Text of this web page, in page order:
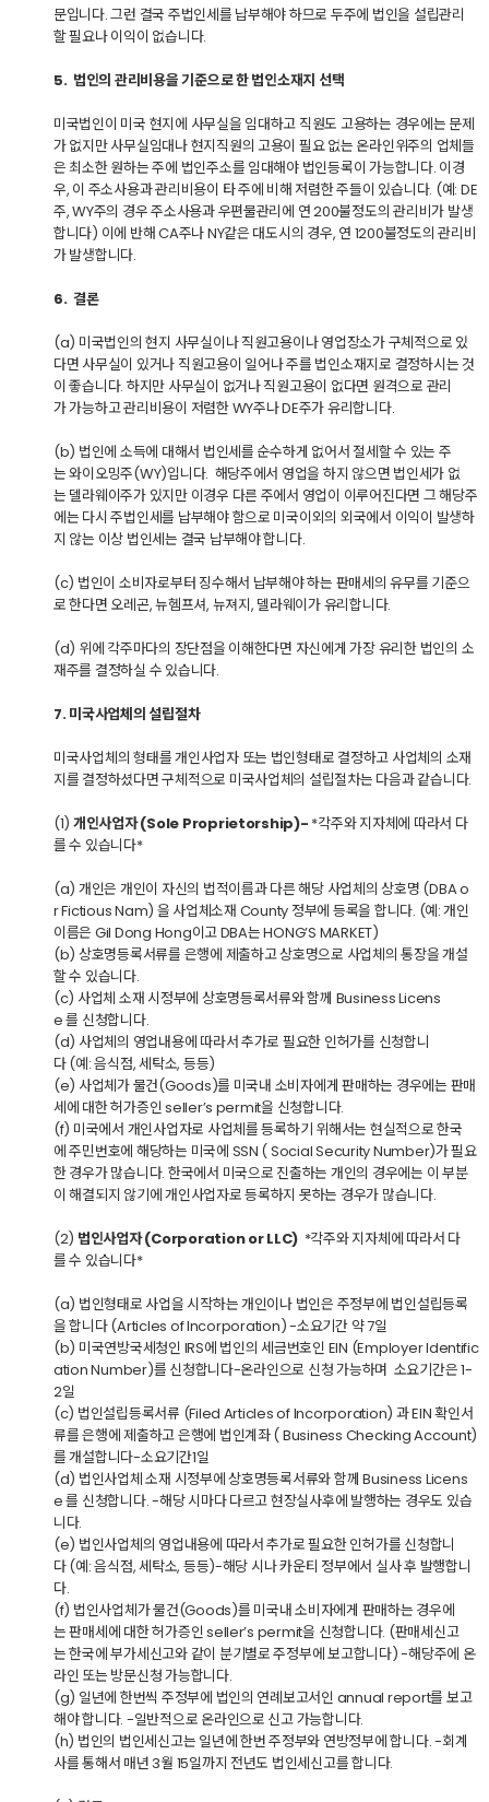
문입니다. 그런 결국 주법인세를 납부해야 하므로 두주에 법인을 설립관리
할 필요나 이익이 없습니다.
5. 법인의 관리비용을 기준으로 한 법인소재지 선택
미국법인이 미국 현지에 사무실을 임대하고 직원도 고용하는 경우에는 문제
가 없지만 사무실임대나 현지직원의 고용이 필요 없는 온라인위주의 업체들
은 최소한 원하는 주에 법인주소를 임대해야 법인등록이 가능합니다. 이경
우, 이 주소사용과 관리비용이 타 주에 비해 저렴한 주들이 있습니다. (예: DE
주, WY주의 경우 주소사용과 우편물관리에 연 200불정도의 관리비가 발생
합니다) 이에 반해 CA주나 NY같은 대도시의 경우, 연 1200불정도의 관리비
가 발생합니다.
6. 결론
(a) 미국법인의 현지 사무실이나 직원고용이나 영업장소가 구체적으로 있
다면 사무실이 있거나 직원고용이 일어나 주를 법인소재지로 결정하시는 것
이 좋습니다. 하지만 사무실이 없거나 직원고용이 없다면 원격으로 관리
가 가능하고 관리비용이 저렴한 WY주나 DE주가 유리합니다.
(b) 법인에 소득에 대해서 법인세를 순수하게 없어서 절세할 수 있는 주
는 와이오밍주(WY)입니다. 해당주에서 영업을 하지 않으면 법인세가 없
는 델라웨이주가 있지만 이경우 다른 주에서 영업이 이루어진다면 그 해당주
에는 다시 주법인세를 납부해야 함으로 미국이외의 외국에서 이익이 발생하
지 않는 이상 법인세는 결국 납부해야 합니다.
(c) 법인이 소비자로부터 징수해서 납부해야 하는 판매세의 유무를 기준으
로 한다면 오레곤, 뉴헴프셔, 뉴져지, 델라웨이가 유리합니다.
(d) 위에 각주마다의 장단점을 이해한다면 자신에게 가장 유리한 법인의 소
재주를 결정하실 수 있습니다.
7. 미국사업체의 설립절차
미국사업체의 형태를 개인사업자 또는 법인형태로 결정하고 사업체의 소재
지를 결정하셨다면 구체적으로 미국사업체의 설립절차는 다음과 같습니다.
(1) 개인사업자 (Sole Proprietorship)- *각주와 지자체에 따라서 다
를 수 있습니다*
(a) 개인은 개인이 자신의 법적이름과 다른 해당 사업체의 상호명 (DBA o
r Fictious Nam) 을 사업체소재 County 정부에 등록을 합니다. (예: 개인
이름은 Gil Dong Hong이고 DBA는 HONG’S MARKET)
(b) 상호명등록서류를 은행에 제출하고 상호명으로 사업체의 통장을 개설
할 수 있습니다.
(c) 사업체 소재 시정부에 상호명등록서류와 함께 Business Licens
e 를 신청합니다.
(d) 사업체의 영업내용에 따라서 추가로 필요한 인허가를 신청합니
다 (예: 음식점, 세탁소, 등등)
(e) 사업체가 물건(Goods)를 미국내 소비자에게 판매하는 경우에는 판매
세에 대한 허가증인 seller’s permit을 신청합니다.
(f) 미국에서 개인사업자로 사업체를 등록하기 위해서는 현실적으로 한국
에 주민번호에 해당하는 미국에 SSN ( Social Security Number)가 필요
한 경우가 많습니다. 한국에서 미국으로 진출하는 개인의 경우에는 이 부분
이 해결되지 않기에 개인사업자로 등록하지 못하는 경우가 많습니다.
(2) 법인사업자 (Corporation or LLC) *각주와 지자체에 따라서 다
를 수 있습니다*
(a) 법인형태로 사업을 시작하는 개인이나 법인은 주정부에 법인설립등록
을 합니다 (Articles of Incorporation) -소요기간 약 7일
(b) 미국연방국세청인 IRS에 법인의 세금번호인 EIN (Employer Identific
ation Number)를 신청합니다-온라인으로 신청 가능하며 소요기간은 1-
2일
(c) 법인설립등록서류 (Filed Articles of Incorporation) 과 EIN 확인서
류를 은행에 제출하고 은행에 법인계좌 ( Business Checking Account)
를 개설합니다-소요기간1일
(d) 법인사업체 소재 시정부에 상호명등록서류와 함께 Business Licens
e 를 신청합니다. -해당 시마다 다르고 현장실사후에 발행하는 경우도 있습
니다.
(e) 법인사업체의 영업내용에 따라서 추가로 필요한 인허가를 신청합니
다 (예: 음식점, 세탁소, 등등)-해당 시나 카운티 정부에서 실사 후 발행합니
다.
(f) 법인사업체가 물건(Goods)를 미국내 소비자에게 판매하는 경우에
는 판매세에 대한 허가증인 seller’s permit을 신청합니다. (판매세신고
는 한국에 부가세신고와 같이 분기별로 주정부에 보고합니다) -해당주에 온
라인 또는 방문신청 가능합니다.
(g) 일년에 한번씩 주정부에 법인의 연례보고서인 annual report를 보고
해야 합니다. -일반적으로 온라인으로 신고 가능합니다.
(h) 법인의 법인세신고는 일년에 한번 주정부와 연방정부에 합니다. -회계
사를 통해서 매년 3월 15일까지 전년도 법인세신고를 합니다.